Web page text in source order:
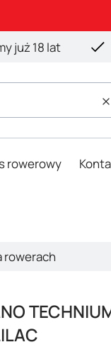
już 18 lat
rowerowy
rowerach